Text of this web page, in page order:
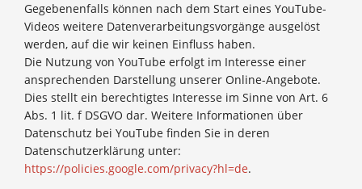
Gegebenenfalls können nach dem Start eines YouTube-
Videos weitere Datenverarbeitungsvorgänge ausgelöst
werden, auf die wir keinen Einfluss haben.
Die Nutzung von YouTube erfolgt im Interesse einer
ansprechenden Darstellung unserer Online-Angebote.
Dies stellt ein berechtigtes Interesse im Sinne von Art. 6
Abs. 1 lit. f DSGVO dar. Weitere Informationen über
Datenschutz bei YouTube finden Sie in deren
Datenschutzerklärung unter:
https://policies.google.com/privacy?hl=de.